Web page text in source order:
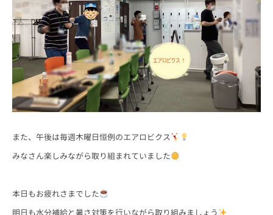
また、午後は毎週木曜日恒例のエアロビクス
みなさん楽しみながら取り組まれていました
本日もお疲れさまでした
明日も水分補給と暑さ対策を行いながら取り組みましょう